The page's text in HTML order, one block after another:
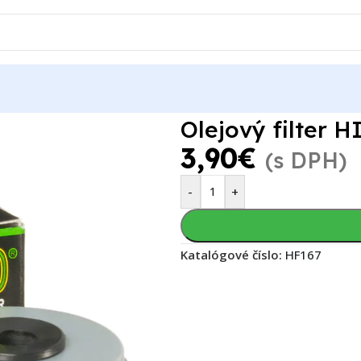
Olejový filter
3,90€ (s DPH)
- +
Katalógové číslo: HF167